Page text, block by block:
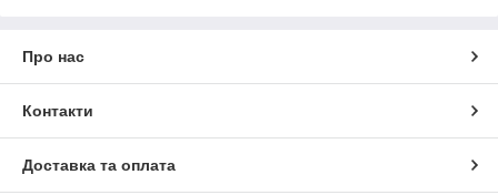
Про нас
Контакти
Доставка та оплата